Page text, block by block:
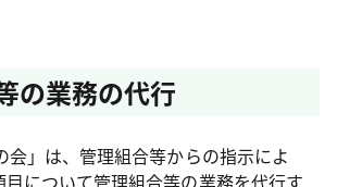
の業務の代行
」は、管理組合等からの指示によ
目について管理組合等の業務を代行す